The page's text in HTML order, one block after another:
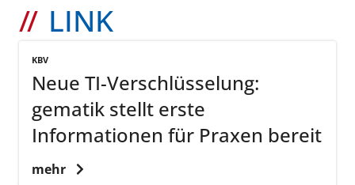
LINK
KBV
Neue TI-Verschlüsselung:
gematik stellt erste
Informationen für Praxen bereit
mehr